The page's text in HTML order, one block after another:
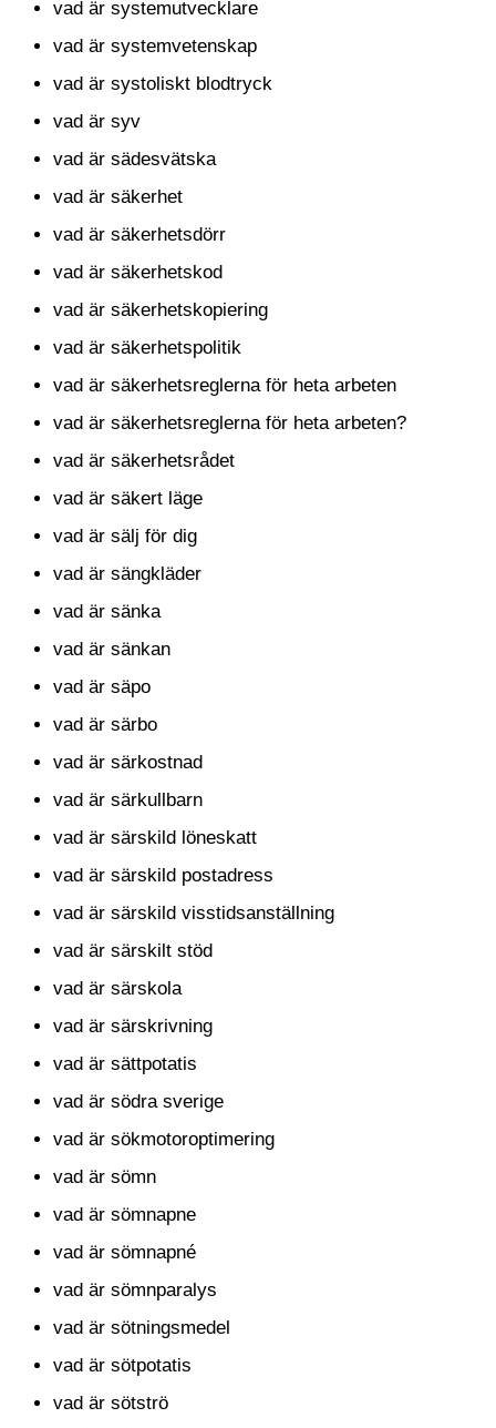
vad är systemutvecklare
vad är systemvetenskap
vad är systoliskt blodtryck
vad är syv
vad är sädesvätska
vad är säkerhet
vad är säkerhetsdörr
vad är säkerhetskod
vad är säkerhetskopiering
vad är säkerhetspolitik
vad är säkerhetsreglerna för heta arbeten
vad är säkerhetsreglerna för heta arbeten?
vad är säkerhetsrådet
vad är säkert läge
vad är sälj för dig
vad är sängkläder
vad är sänka
vad är sänkan
vad är säpo
vad är särbo
vad är särkostnad
vad är särkullbarn
vad är särskild löneskatt
vad är särskild postadress
vad är särskild visstidsanställning
vad är särskilt stöd
vad är särskola
vad är särskrivning
vad är sättpotatis
vad är södra sverige
vad är sökmotoroptimering
vad är sömn
vad är sömnapne
vad är sömnapné
vad är sömnparalys
vad är sötningsmedel
vad är sötpotatis
vad är sötströ